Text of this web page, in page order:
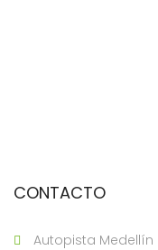
CONTACTO
Autopista Medellín